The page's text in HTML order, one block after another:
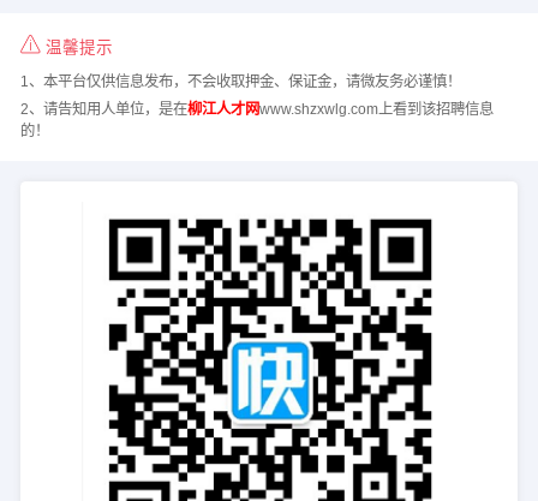
温馨提示
1、本平台仅供信息发布，不会收取押金、保证金，请微友务必谨慎！
2、请告知用人单位，是在柳江人才网www.shzxwlg.com上看到该招聘信息
的！